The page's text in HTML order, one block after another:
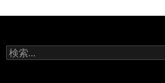
検
索: